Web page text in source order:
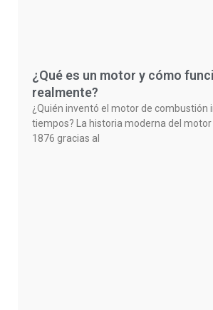
¿Qué es un motor y cómo
realmente?
¿Quién inventó el motor de combustión
tiempos? La historia moderna del
1876 gracias al